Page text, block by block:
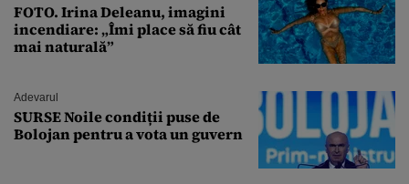
FOTO. Irina Deleanu, imagini
incendiare: „Îmi place să fiu cât
mai naturală”
Adevarul
SURSE Noile condiții puse de
Bolojan pentru a vota un guvern